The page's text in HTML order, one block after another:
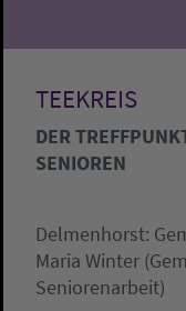
TEEKREIS
DER
SENIOREN
Delmenhorst:
Maria Winter
Seniorenarbeit)